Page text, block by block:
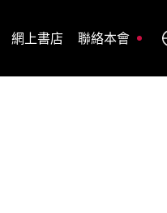
網上書店 聯絡本會